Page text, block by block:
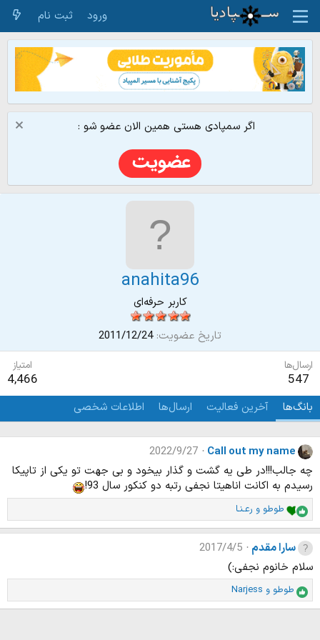
ورود ثبت نام
اگر سمپادی هستی همین الان عضو شو :
anahita96
کاربر حرفه‌ای
تاریخ عضویت 2011/12/24
ارسال‌ها
547
امتیاز
4,466
بانگ‌ها آخرین فعالیت ارسال‌ها اطلاعات شخصی
Call out my name
2022/9/27
چه جالب!!!در طی یه گشت و گذار بیخود و بی جهت تو یکی از تاپیکا
رسیدم به اکانت اناهیتا نجفی رتبه دو کنکور سال 93!
ا
م
ت
ی
ا
ز
ا
ت
طوطو و رعـنـا
سارا مقدم
2017/4/5
سلام خانوم نجفی:)
ا
م
طوطو و Narjess